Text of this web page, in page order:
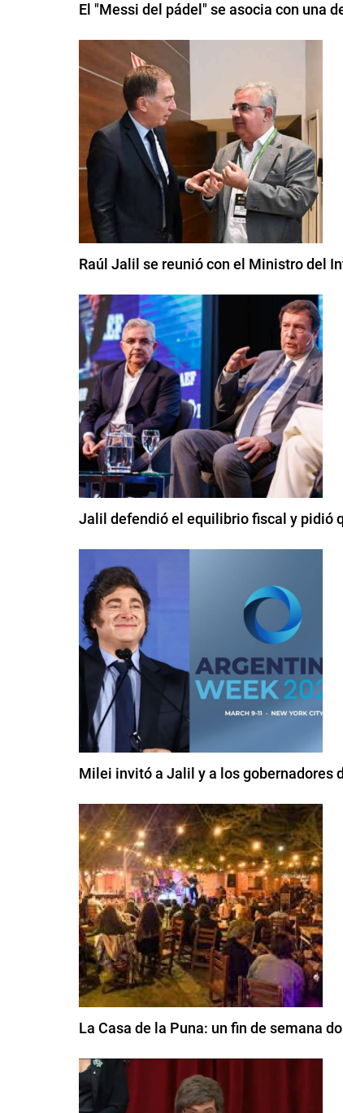
El "Messi del pádel" se asocia con una
Raúl Jalil se reunió con el Ministro del
Jalil defendió el equilibrio fiscal y pidió
Milei invitó a Jalil y a los gobernadores
La Casa de la Puna: un fin de semana